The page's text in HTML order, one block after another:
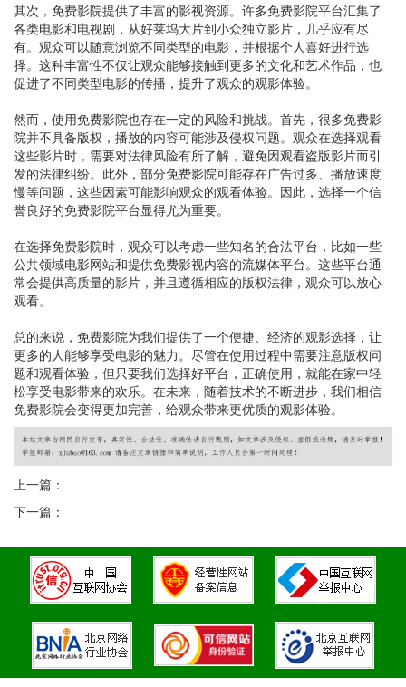
其次，免费影院提供了丰富的影视资源。许多免费影院平台汇集了
各类电影和电视剧，从好莱坞大片到小众独立影片，几乎应有尽
有。观众可以随意浏览不同类型的电影，并根据个人喜好进行选
择。这种丰富性不仅让观众能够接触到更多的文化和艺术作品，也
促进了不同类型电影的传播，提升了观众的观影体验。
然而，使用免费影院也存在一定的风险和挑战。首先，很多免费影
院并不具备版权，播放的内容可能涉及侵权问题。观众在选择观看
这些影片时，需要对法律风险有所了解，避免因观看盗版影片而引
发的法律纠纷。此外，部分免费影院可能存在广告过多、播放速度
慢等问题，这些因素可能影响观众的观看体验。因此，选择一个信
誉良好的免费影院平台显得尤为重要。
在选择免费影院时，观众可以考虑一些知名的合法平台，比如一些
公共领域电影网站和提供免费影视内容的流媒体平台。这些平台通
常会提供高质量的影片，并且遵循相应的版权法律，观众可以放心
观看。
总的来说，免费影院为我们提供了一个便捷、经济的观影选择，让
更多的人能够享受电影的魅力。尽管在使用过程中需要注意版权问
题和观看体验，但只要我们选择好平台，正确使用，就能在家中轻
松享受电影带来的欢乐。在未来，随着技术的不断进步，我们相信
免费影院会变得更加完善，给观众带来更优质的观影体验。
上一篇：
下一篇：